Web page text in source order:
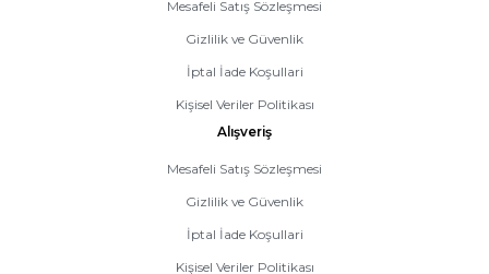
Mesafeli Satış Sözleşmesi
Gizlilik ve Güvenlik
İptal İade Koşullari
Kişisel Veriler Politikası
Alışveriş
Mesafeli Satış Sözleşmesi
Gizlilik ve Güvenlik
İptal İade Koşullari
Kişisel Veriler Politikası